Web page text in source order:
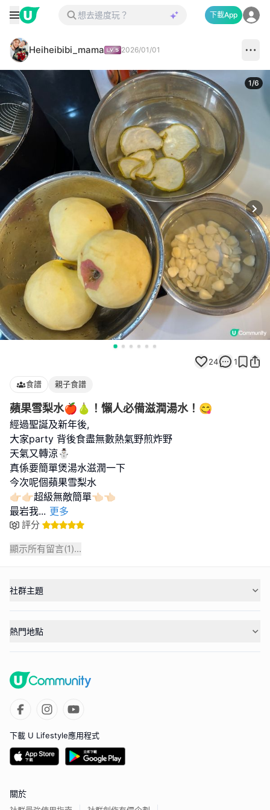
下載App
Heiheibibi_mama 2026/01/01
1/6
24 1
食譜 親子食譜
蘋果雪梨水🍎🍐！懶人必備滋潤湯水！😋
經過聖誕及新年後,
大家party 背後食盡無數熱氣野煎炸野
天氣又轉涼⛄️
真係要簡單煲湯水滋潤一下
今次呢個蘋果雪梨水
👉🏻👉🏻超級無敵簡單👈🏻👈🏻
最岩我... 更多
評分
顯示所有留言(1)...
社群主題
熱門地點
下載 U Lifestyle應用程式
關於